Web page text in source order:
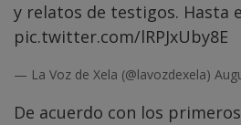
y relatos de testigos. Hasta
pic.twitter.com/lRPJxUby8E
— La Voz de Xela (@lavozdexela)
De acuerdo con los